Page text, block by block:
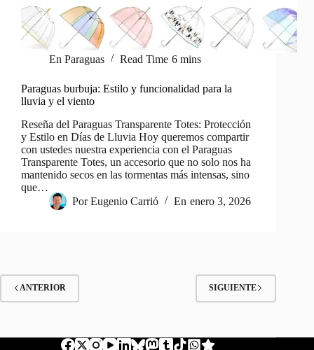
En Paraguas Read Time 6 mins
Paraguas burbuja: Estilo y funcionalidad para la
lluvia y el viento
Reseña del Paraguas Transparente Totes: Protección
y Estilo en Días de Lluvia Hoy queremos compartir
con ustedes nuestra experiencia con el Paraguas
Transparente Totes, un accesorio que no solo nos ha
mantenido secos en las tormentas más intensas, sino
que…
Por Eugenio Carrió En enero 3, 2026
ANTERIOR SIGUIENTE